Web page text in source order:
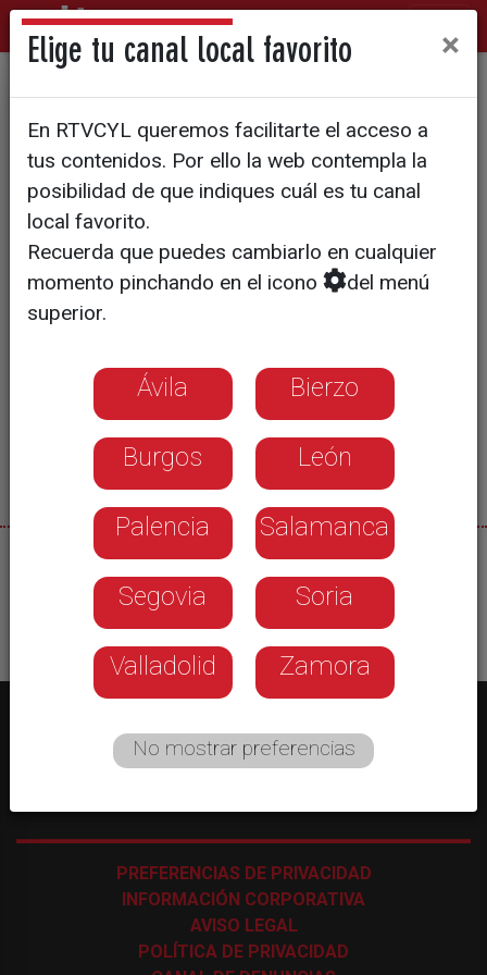
Vox asume que puede salir
del Gobierno
08/08/2026
PREFERENCIAS DE PRIVACIDAD
INFORMACIÓN CORPORATIVA
AVISO LEGAL
POLÍTICA DE PRIVACIDAD
Elige tu canal local favorito ×
En RTVCYL queremos facilitarte el acceso a
tus contenidos. Por ello la web contempla la
posibilidad de que indiques cuál es tu canal
local favorito.
Recuerda que puedes cambiarlo en cualquier
momento pinchando en el icono
del menú
superior.
Ávila Bierzo
Burgos León
Palencia Salamanca
Segovia Soria
Valladolid Zamora
No mostrar preferencias